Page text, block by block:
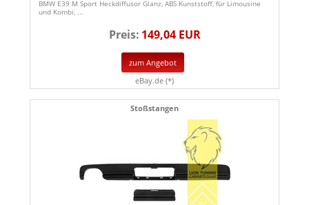
BMW E39 M Sport Heckdiffusor Glanz, ABS Kunststoff, für Limousine
und Kombi, ...
Preis: 149,04 EUR
zum Angebot
eBay.de (*)
Stoßstangen